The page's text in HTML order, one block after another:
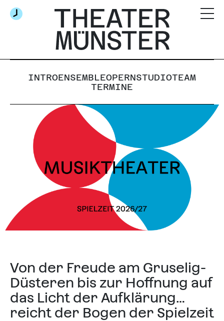
INTROENSEMBLEOPERNSTUDIOTEAM
TERMINE
Von der Freude am Gruselig-
Düsteren bis zur Hoffnung auf
das Licht der Aufklärung
reicht der Bogen der Spielzeit